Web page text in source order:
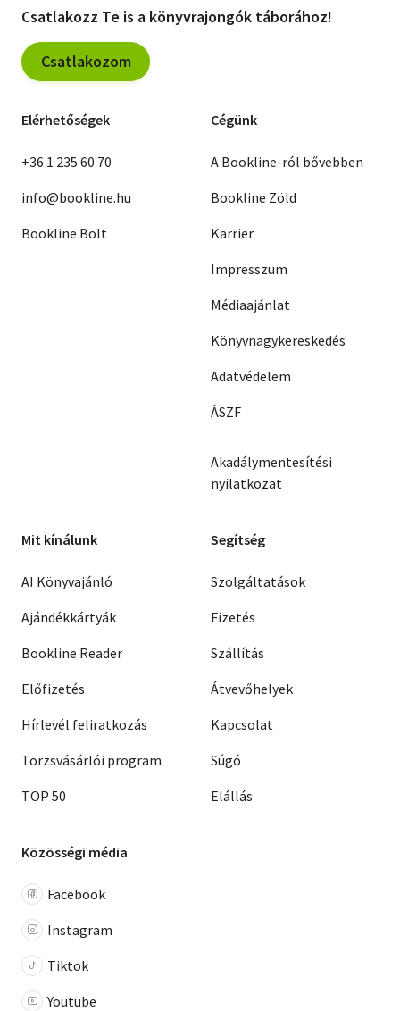
Csatlakozz Te is a könyvrajongók táborához!
Csatlakozom
Elérhetőségek
+36 1 235 60 70
info@bookline.hu
Bookline Bolt
Cégünk
A Bookline-ról bővebben
Bookline Zöld
Karrier
Impresszum
Médiaajánlat
Könyvnagykereskedés
Adatvédelem
ÁSZF
Akadálymentesítési
nyilatkozat
Mit kínálunk
AI Könyvajánló
Ajándékkártyák
Bookline Reader
Előfizetés
Hírlevél feliratkozás
Törzsvásárlói program
TOP 50
Segítség
Szolgáltatások
Fizetés
Szállítás
Átvevőhelyek
Kapcsolat
Súgó
Elállás
Közösségi média
Facebook
Instagram
Tiktok
Youtube